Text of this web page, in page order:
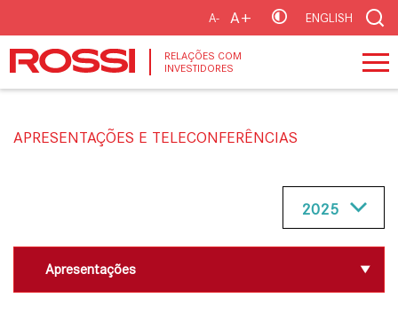
A- A+ ENGLISH
RELAÇÕES COM
INVESTIDORES
APRESENTAÇÕES E TELECONFERÊNCIAS
Apresentações